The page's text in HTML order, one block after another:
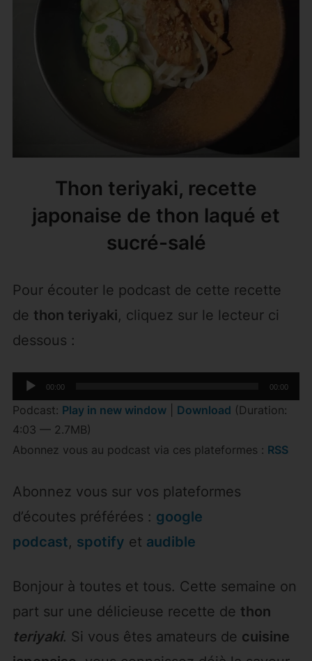
Thon teriyaki, recette
japonaise de thon laqué et
sucré-salé
Pour écouter le podcast de cette recette
de thon teriyaki, cliquez sur le lecteur ci
dessous :
Lecteur
audio
00:00 00:00
Podcast: Play in new window| Download (Duration:
4:03 — 2.7MB)
Abonnez vous au podcast via ces plateformes : RSS
Abonnez vous sur vos plateformes
d’écoutes préférées : google
podcast, spotify et audible
Bonjour à toutes et tous. Cette semaine on
part sur une délicieuse recette de thon
teriyaki. Si vous êtes amateurs de cuisine